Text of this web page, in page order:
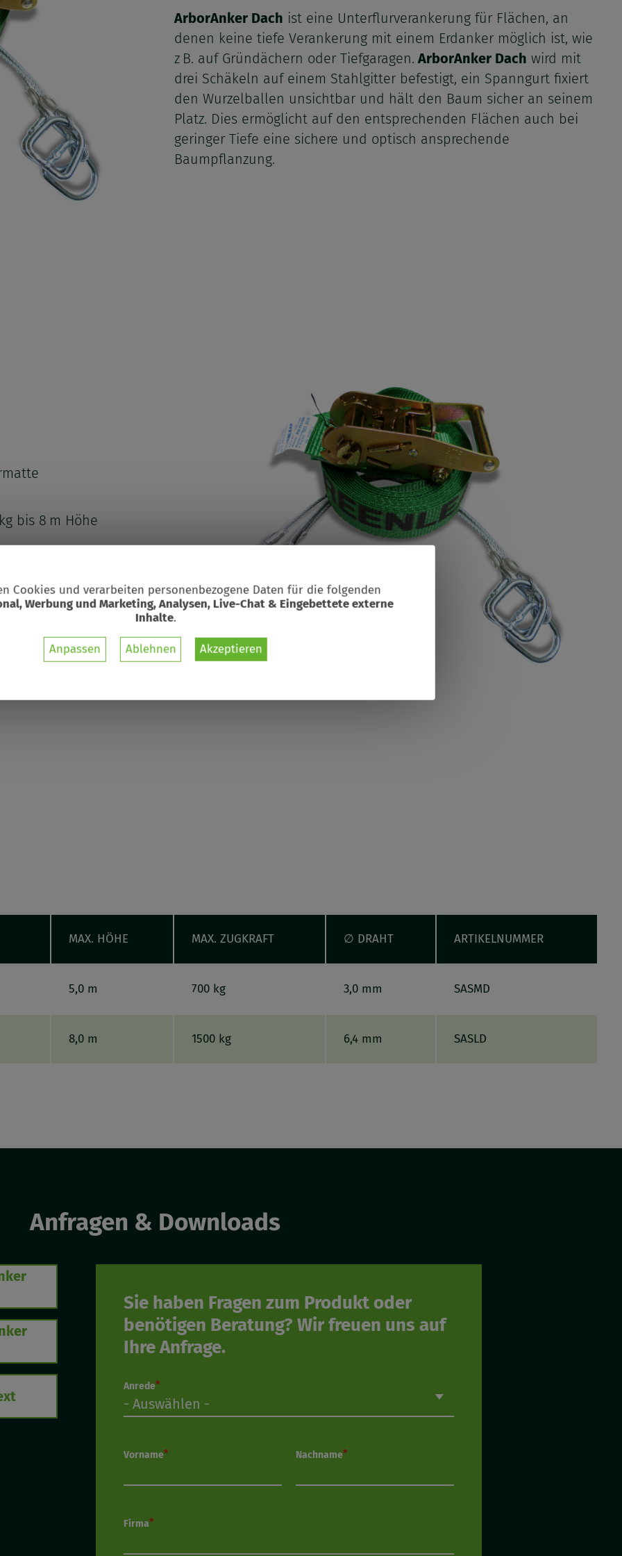
Suchbegriff
ArborAnker Dach ist eine Unterflurverankerung für Flächen, an
denen keine tiefe Verankerung mit einem Erdanker möglich ist, wie
z B. auf Gründächern oder Tiefgaragen. ArborAnker Dach wird mit
drei Schäkeln auf einem Stahlgitter befestigt, ein Spanngurt fixiert
den Wurzelballen unsichtbar und hält den Baum sicher an seinem
Platz. Dies ermöglicht auf den entsprechenden Flächen auch bei
geringer Tiefe eine sichere und optisch ansprechende
Baumpflanzung.
bis 8 m Höhe
und Spanngurt
MAX. HÖHE MAX. ZUGKRAFT ∅ DRAHT ARTIKELNUMMER
5,0 m 700 kg 3,0 mm SASMD
8,0 m 1500 kg 6,4 mm SASLD
Anfragen & Downloads
Sie haben Fragen zum Produkt oder
benötigen Beratung? Wir freuen uns auf
Ihre Anfrage.
Anrede
Vorname Nachname
Firma
Cookies und verarbeiten personenbezogene Daten für die folgenden
Werbung und Marketing, Analysen, Live-Chat & Eingebettete externe
Inhalte.
Anpassen Ablehnen Akzeptieren